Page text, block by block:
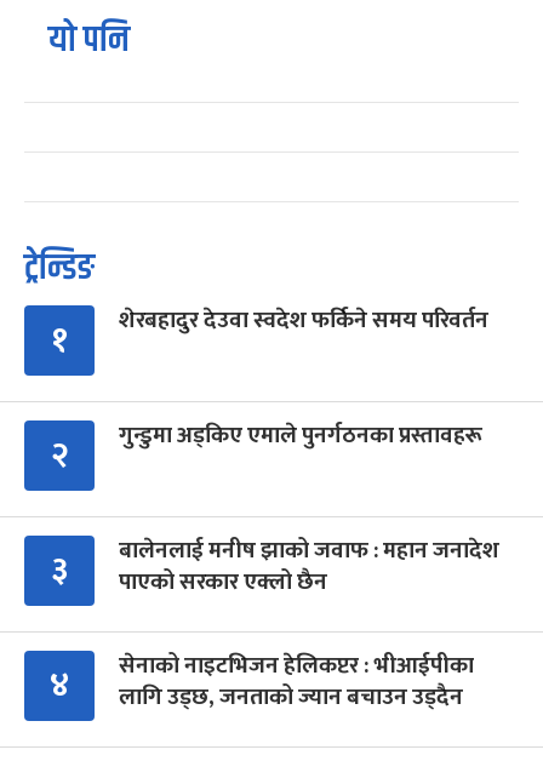
यो पनि
ट्रेन्डिङ
१ शेरबहादुर देउवा स्वदेश फर्किने समय परिवर्तन
२ गुन्डुमा अड्किए एमाले पुनर्गठनका प्रस्तावहरू
३
बालेनलाई मनीष झाको जवाफ : महान जनादेश
पाएको सरकार एक्लो छैन
४
सेनाको नाइटभिजन हेलिकप्टर : भीआईपीका
लागि उड्छ, जनताको ज्यान बचाउन उड्दैन